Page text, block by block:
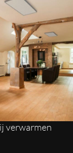
verwarmen